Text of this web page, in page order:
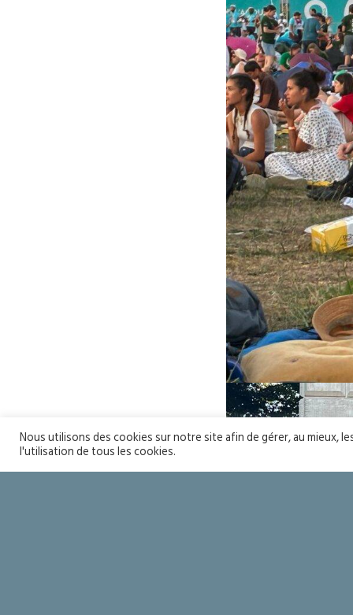
Nous utilisons des cookies sur notre site afin de gérer, au mieux,
l'utilisation de tous les cookies.